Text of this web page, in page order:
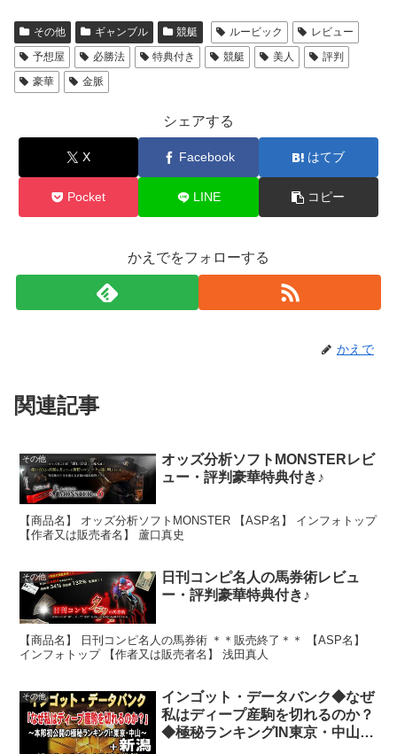
その他 ギャンブル 競艇 ルービック
レビュー
予想屋
必勝法 特典付き 競艇 美人
評判
豪華
金脈
シェアする
X Facebook はてブ
Pocket LINE コピー
かえでをフォローする
かえで
関連記事
その他
オッズ分析ソフトMONSTERレビ
ュー・評判豪華特典付き♪
【商品名】 オッズ分析ソフトMONSTER 【ASP名】 インフォトップ
【作者又は販売者名】 蘆口真史
その他
日刊コンピ名人の馬券術レビュ
ー・評判豪華特典付き♪
【商品名】 日刊コンピ名人の馬券術 ＊＊販売終了＊＊ 【ASP名】
インフォトップ 【作者又は販売者名】 浅田真人
その他
インゴット・データバンク◆なぜ
私はディープ産駒を切れるのか？
◆極秘ランキングIN東京・中山レ